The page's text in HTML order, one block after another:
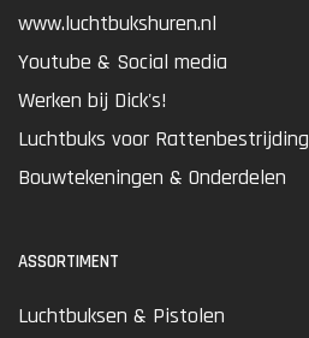
www.luchtbukshuren.nl
Youtube & Social media
Werken bij Dick's!
Luchtbuks voor Rattenbestrijding
Bouwtekeningen & Onderdelen
ASSORTIMENT
Luchtbuksen & Pistolen